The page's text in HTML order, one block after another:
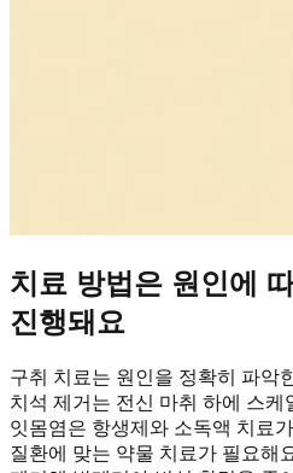
치료 방법은 원인에
진행돼요
구취 치료는 원인을 정확히 파악
치석 제거는 전신 마취 하에 스케
잇몸염은 항생제와 소독액 치료
질환에 맞는 약물 치료가 필요해